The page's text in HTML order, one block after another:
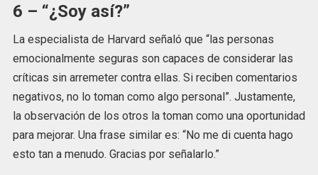
6 – “¿Soy así?”
La especialista de Harvard señaló que “las personas
emocionalmente seguras son capaces de considerar las
críticas sin arremeter contra ellas. Si reciben comentarios
negativos, no lo toman como algo personal”. Justamente,
la observación de los otros la toman como una oportunidad
para mejorar. Una frase similar es: “No me di cuenta hago
esto tan a menudo. Gracias por señalarlo.”